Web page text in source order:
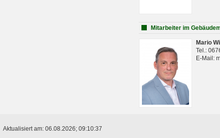
Mitarbeiter im
Mario
Tel.:
E-Mail:
Aktualisiert am: 06.08.2026; 09:10:37